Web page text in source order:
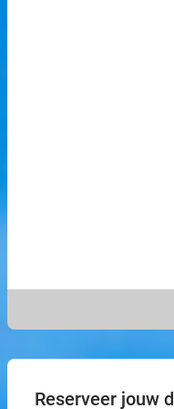
Reserveer jouw